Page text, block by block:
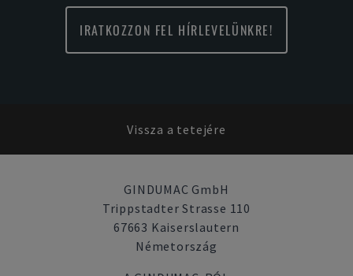
IRATKOZZON FEL HÍRLEVELÜNKRE!
Vissza a tetejére
GINDUMAC GmbH
Trippstadter Strasse 110
67663 Kaiserslautern
Németország